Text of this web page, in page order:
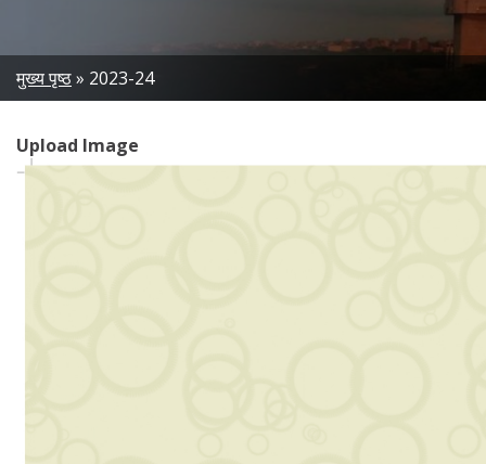
Breadcrumb
मुख्य पृष्ठ 2023-24
Upload Image